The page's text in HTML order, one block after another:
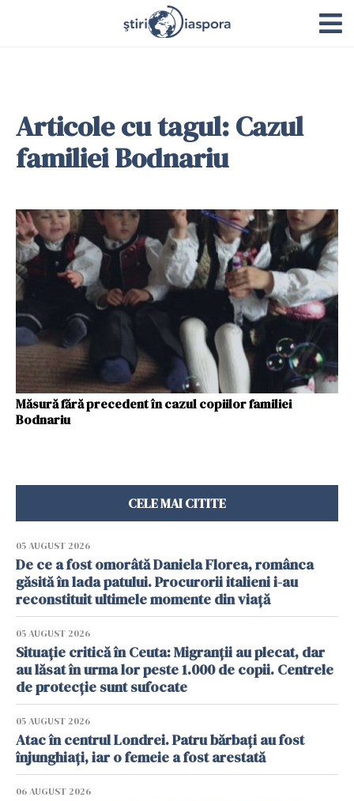
Articole cu tagul: Cazul
familiei Bodnariu
Măsură fără precedent în cazul copiilor familiei
Bodnariu
CELE MAI CITITE
05 AUGUST 2026
De ce a fost omorâtă Daniela Florea, românca
găsită în lada patului. Procurorii italieni i-au
reconstituit ultimele momente din viață
05 AUGUST 2026
Situație critică în Ceuta: Migranții au plecat, dar
au lăsat în urma lor peste 1.000 de copii. Centrele
de protecție sunt sufocate
05 AUGUST 2026
Atac în centrul Londrei. Patru bărbați au fost
înjunghiați, iar o femeie a fost arestată
06 AUGUST 2026